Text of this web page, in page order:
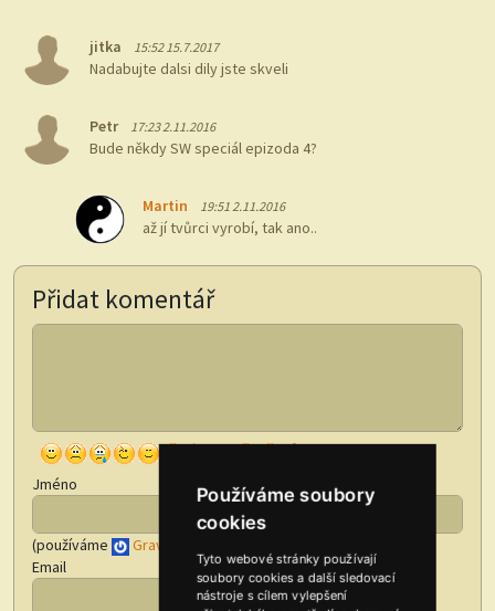
Používáme soubory
cookies
Tyto webové stránky používají
soubory cookies a další sledovací
nástroje s cílem vylepšení
jitka 15:52 15.7.2017
Nadabujte dalsi dily jste skveli
Petr 17:23 2.11.2016
Bude někdy SW speciál epizoda 4?
Martin 19:51 2.11.2016
až jí tvůrci vyrobí, tak ano..
Přidat komentář
Jméno
(používáme Gravatar
Email